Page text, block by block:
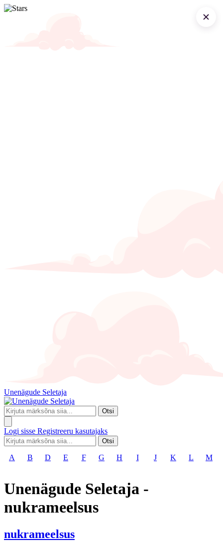
Unenägude Seletaja
Otsi
Logi sisse Registreeru kasutajaks
Otsi
A B D E F G H I J K L M
Unenägude Seletaja -
nukrameelsus
nukrameelsus